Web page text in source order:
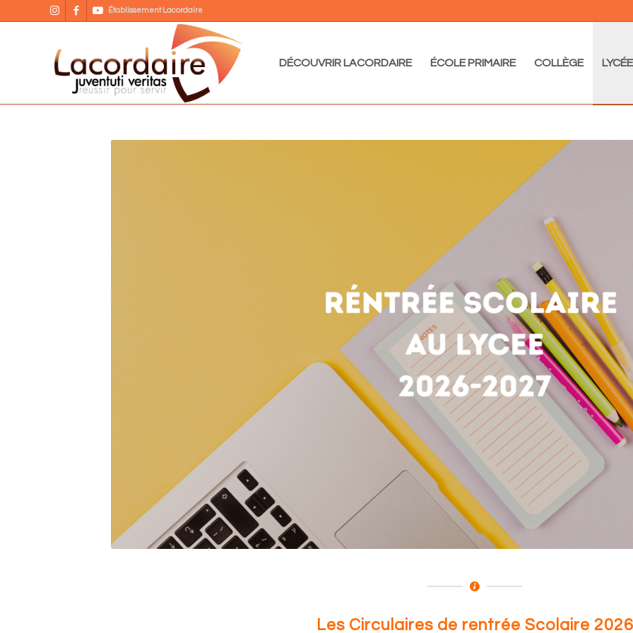
Établissement Lacordaire
DÉCOUVRIR LACORDAIRE ÉCOLE PRIMAIRE COLLÈGE LYCÉE
Les Circulaires de rentrée Scolaire 2026